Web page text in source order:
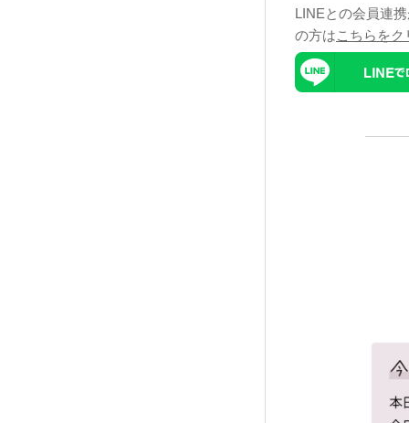
LINEとの会員連
の方はこちらをク